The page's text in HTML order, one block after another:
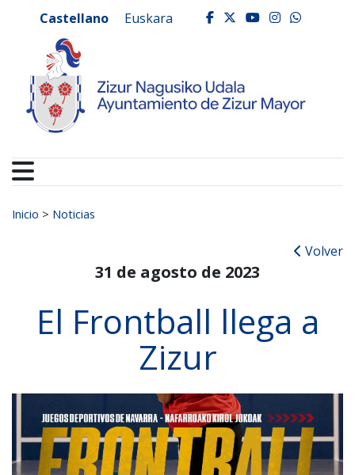
Ayuntamiento de
Castellano Euskara facebook
twitter
youtube
Buscar:
Inicio > Noticias
Volver
31 de agosto de 2023
El Frontball llega a
Zizur